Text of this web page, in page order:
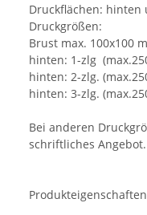
Druckflächen: hinten
Druckgrößen:
Brust max. 100x100
hinten: 1-zlg
hinten: 2-zlg.
hinten: 3-zlg.
Bei anderen
schriftliches Angebot.